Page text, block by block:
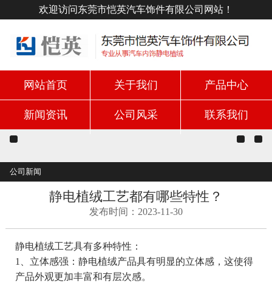
欢迎访问东莞市恺英汽车饰件有限公司网站！
网站首页 关于我们 产品中心
新闻资讯 公司风采 联系我们
公司新闻
静电植绒工艺都有哪些特性？
发布时间：2023-11-30
静电植绒工艺具有多种特性：
1、立体感强：静电植绒产品具有明显的立体感，这使得
产品外观更加丰富和有层次感。